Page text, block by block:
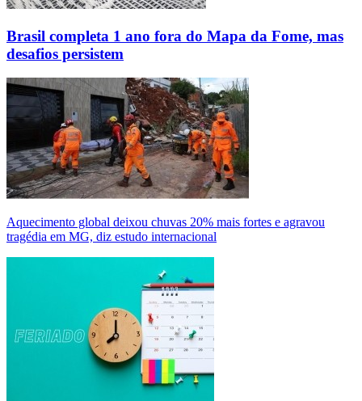
Brasil completa 1 ano fora do Mapa da Fome, mas
desafios persistem
Aquecimento global deixou chuvas 20% mais fortes e agravou
tragédia em MG, diz estudo internacional